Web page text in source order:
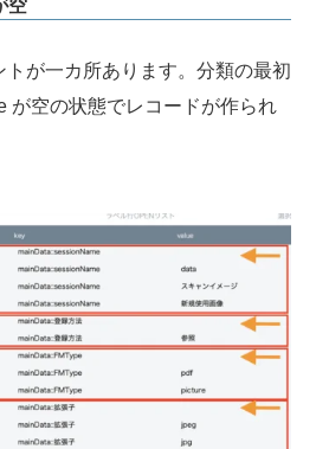
空
トが一カ所あります。分類の最初
が空の状態でレコードが作られ